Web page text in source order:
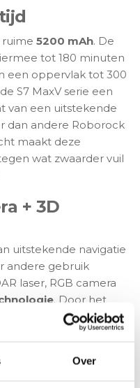
Over
5200 mAh. De
tot 180 minuten
een oppervlak tot 300
S7 MaxV serie een
van een uitstekende
dan andere Roborock
maakt deze
wat zwaarder vuil
+ 3D
uitstekende navigatie
andere gebruik
laser, RGB camera
. Door het
om kleinere objecten
Daarnaast maakt
je veel
aan het indelen van